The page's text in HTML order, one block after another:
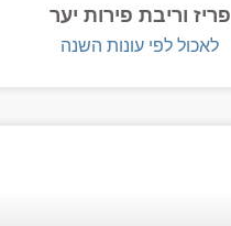
פריז וריבת פירות יער
לאכול לפי עונות השנה